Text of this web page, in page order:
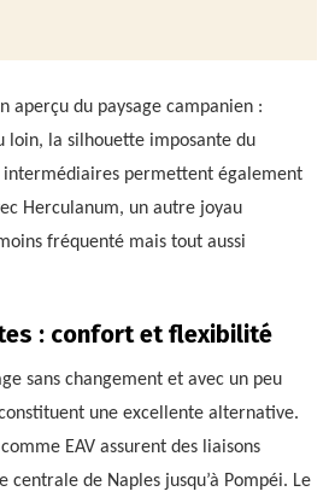
aperçu du paysage campanien :
loin, la silhouette imposante du
intermédiaires permettent également
Herculanum, un autre joyau
fréquenté mais tout aussi
: confort et flexibilité
sans changement et avec un peu
une excellente alternative.
EAV assurent des liaisons
centrale de Naples jusqu’à Pompéi. Le